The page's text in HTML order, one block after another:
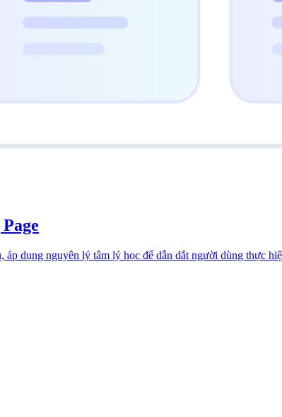
áp dụng nguyên lý tâm lý học để dẫn dắt người dùng thực